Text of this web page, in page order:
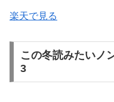
楽天で見る
この冬読みたいノ
3